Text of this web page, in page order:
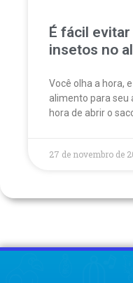
É fácil
insetos no
Você olha a hora,
alimento para seu
hora de abrir o
27 de novembro de